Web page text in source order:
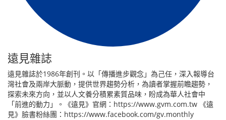
遠見雜誌
遠見雜誌於1986年創刊。以「傳播進步觀念」為己任，深入報導台
灣社會及兩岸大脈動，提供世界趨勢分析，為讀者掌握前瞻趨勢，
探索未來方向，並以人文養分積累素質品味，盼成為華人社會中
「前進的動力」。《遠見》官網：https://www.gvm.com.tw 《遠
見》臉書粉絲團：https://www.facebook.com/gv.monthly